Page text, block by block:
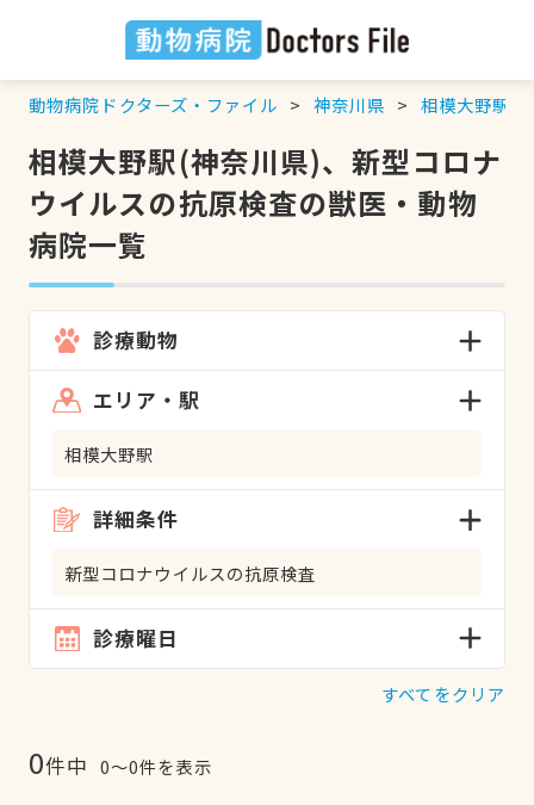
動物病院ドクターズ・ファイル 神奈川県 相模大野駅
相模大野駅(神奈川県)、新型コロナ
ウイルスの抗原検査の獣医・動物
病院一覧
診療動物
エリア・駅
相模大野駅
詳細条件
新型コロナウイルスの抗原検査
診療曜日
すべてをクリア
0件中 0〜0件を表示